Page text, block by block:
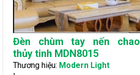
Đèn chùm tay nến chao
thủy tinh MDN8015
Thương hiệu: Modern Light